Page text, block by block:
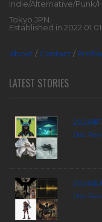
Indie/Alternative/Punk/
Tokyo JPN.
Established in 2022.01.01
About /Contact /Profile
LATEST STORIES
2026年
Disc
2026年
Disc